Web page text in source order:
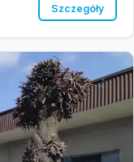
Szczegóły